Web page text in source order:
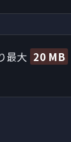
最大 20 MB